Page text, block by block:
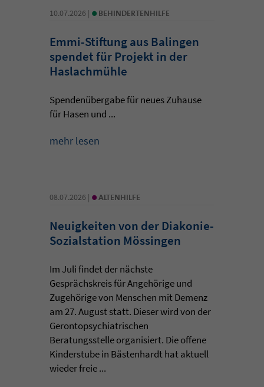
10.07.2026 | • BEHINDERTENHILFE
Emmi-Stiftung aus Balingen
spendet für Projekt in der
Haslachmühle
Spendenübergabe für neues Zuhause
für Hasen und ...
mehr lesen
08.07.2026 | • ALTENHILFE
Neuigkeiten von der Diakonie-
Sozialstation Mössingen
Im Juli findet der nächste
Gesprächskreis für Angehörige und
Zugehörige von Menschen mit Demenz
am 27. August statt. Dieser wird von der
Gerontopsychiatrischen
Beratungsstelle organisiert. Die offene
Kinderstube in Bästenhardt hat aktuell
wieder freie ...